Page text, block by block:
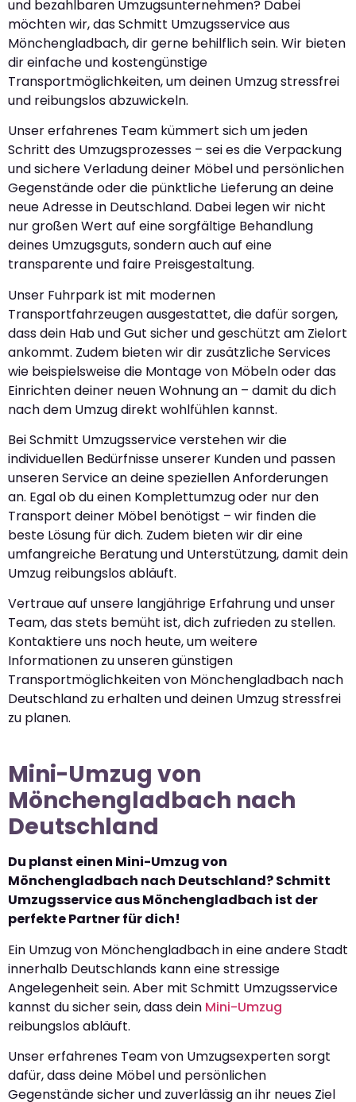
und bezahlbaren Umzugsunternehmen? Dabei
möchten wir, das Schmitt Umzugsservice aus
Mönchengladbach, dir gerne behilflich sein. Wir bieten
dir einfache und kostengünstige
Transportmöglichkeiten, um deinen Umzug stressfrei
und reibungslos abzuwickeln.
Unser erfahrenes Team kümmert sich um jeden
Schritt des Umzugsprozesses – sei es die Verpackung
und sichere Verladung deiner Möbel und persönlichen
Gegenstände oder die pünktliche Lieferung an deine
neue Adresse in Deutschland. Dabei legen wir nicht
nur großen Wert auf eine sorgfältige Behandlung
deines Umzugsguts, sondern auch auf eine
transparente und faire Preisgestaltung.
Unser Fuhrpark ist mit modernen
Transportfahrzeugen ausgestattet, die dafür sorgen,
dass dein Hab und Gut sicher und geschützt am Zielort
ankommt. Zudem bieten wir dir zusätzliche Services
wie beispielsweise die Montage von Möbeln oder das
Einrichten deiner neuen Wohnung an – damit du dich
nach dem Umzug direkt wohlfühlen kannst.
Bei Schmitt Umzugsservice verstehen wir die
individuellen Bedürfnisse unserer Kunden und passen
unseren Service an deine speziellen Anforderungen
an. Egal ob du einen Komplettumzug oder nur den
Transport deiner Möbel benötigst – wir finden die
beste Lösung für dich. Zudem bieten wir dir eine
umfangreiche Beratung und Unterstützung, damit dein
Umzug reibungslos abläuft.
Vertraue auf unsere langjährige Erfahrung und unser
Team, das stets bemüht ist, dich zufrieden zu stellen.
Kontaktiere uns noch heute, um weitere
Informationen zu unseren günstigen
Transportmöglichkeiten von Mönchengladbach nach
Deutschland zu erhalten und deinen Umzug stressfrei
zu planen.
Mini-Umzug von
Mönchengladbach nach
Deutschland
Du planst einen Mini-Umzug von
Mönchengladbach nach Deutschland? Schmitt
Umzugsservice aus Mönchengladbach ist der
perfekte Partner für dich!
Ein Umzug von Mönchengladbach in eine andere Stadt
innerhalb Deutschlands kann eine stressige
Angelegenheit sein. Aber mit Schmitt Umzugsservice
kannst du sicher sein, dass dein Mini-Umzug
reibungslos abläuft.
Unser erfahrenes Team von Umzugsexperten sorgt
dafür, dass deine Möbel und persönlichen
Gegenstände sicher und zuverlässig an ihr neues Ziel